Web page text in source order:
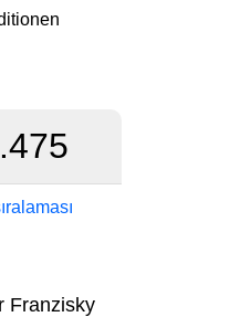
Franzisky